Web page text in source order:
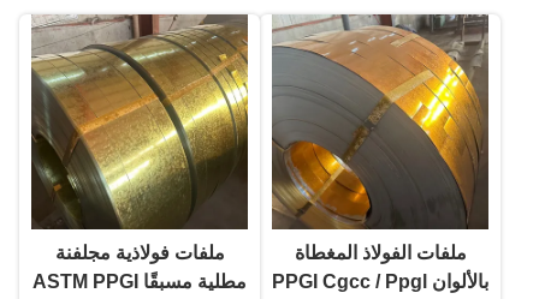
ملفات الفولاذ المغطاة
بالألوان PPGI Cgcc / Ppgl
ملفات فولاذية مجلفنة
مطلية مسبقًا ASTM PPGI